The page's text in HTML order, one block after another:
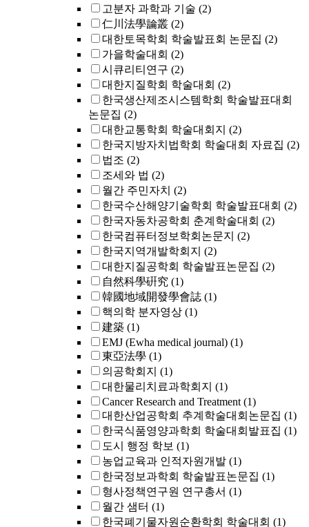
고분자 과학과 기술 (2)
仁川法學論叢 (2)
대한토목학회 학술발표회 논문집 (2)
가을학술대회 (2)
시큐리티연구 (2)
대한지질학회 학술대회 (2)
한국생산제조시스템학회 학술발표대회
논문집 (2)
대한교통학회 학술대회지 (2)
한국지방자치법학회 학술대회 자료집 (2)
법조 (2)
조세와 법 (2)
월간 주민자치 (2)
한국수산해양기술학회 학술발표대회 (2)
한국자동차공학회 춘계학술대회 (2)
한국컴퓨터정보학회논문지 (2)
한국지역개발학회지 (2)
대한지질공학회 학술발표논문집 (2)
自然科學硏究 (1)
韓國地域開發學會誌 (1)
핵의학 분자영상 (1)
建築 (1)
EMJ (Ewha medical journal) (1)
東亞法學 (1)
의공학회지 (1)
대한물리치료과학회지 (1)
Cancer Research and Treatment (1)
대한산업공학회 추계학술대회논문집 (1)
한국식품영양과학회 학술대회발표집 (1)
도시 행정 학보 (1)
농업교육과 인적자원개발 (1)
한국정보과학회 학술발표논문집 (1)
형사정책연구원 연구총서 (1)
월간 샘터 (1)
한국폐기물자원순환학회 학술대회 (1)